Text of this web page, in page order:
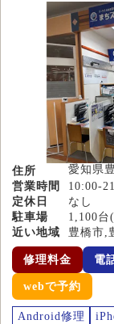
住所
愛知県
営業時間
10:00-
定休日
なし
駐車場
1,100台
近い地域
豊橋市,
修理料金 電
webで予約
Android修理